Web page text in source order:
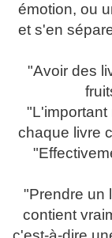
émotion, ou
et s'en
"Avoir des
"L'important
chaque livre
"Prendre un
contient